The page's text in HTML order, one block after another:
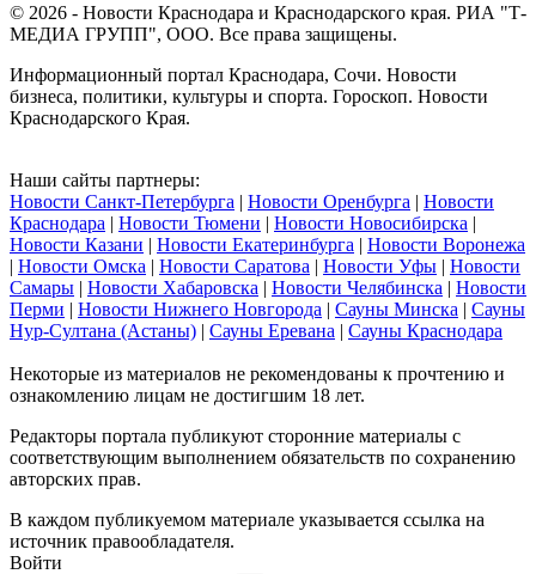
© 2026 - Новости Краснодара и Краснодарского края. РИА "Т-
МЕДИА ГРУПП", ООО. Все права защищены.
Информационный портал Краснодара, Сочи. Новости
бизнеса, политики, культуры и спорта. Гороскоп. Новости
Краснодарского Края.
Наши сайты партнеры:
Новости Санкт-Петербурга | Новости Оренбурга | Новости
Краснодара | Новости Тюмени | Новости Новосибирска |
Новости Казани | Новости Екатеринбурга | Новости Воронежа
| Новости Омска | Новости Саратова | Новости Уфы | Новости
Самары | Новости Хабаровска | Новости Челябинска | Новости
Перми | Новости Нижнего Новгорода | Сауны Минска | Сауны
Нур-Султана (Астаны) | Сауны Еревана | Сауны Краснодара
Некоторые из материалов не рекомендованы к прочтению и
ознакомлению лицам не достигшим 18 лет.
Редакторы портала публикуют сторонние материалы с
соответствующим выполнением обязательств по сохранению
авторских прав.
В каждом публикуемом материале указывается ссылка на
источник правообладателя.
Войти